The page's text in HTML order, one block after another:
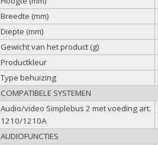
Breedte (mm)
Diepte (mm)
Gewicht van het product (g)
Productkleur
Type behuizing
COMPATIBELE SYSTEMEN
Audio/video Simplebus 2 met voeding art.
1210/1210A
AUDIOFUNCTIES